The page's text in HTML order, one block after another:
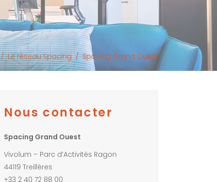
Le réseau Spacing/Spacing Grand Ouest
Nous contacter
Spacing Grand Ouest
Vivolum – Parc d’Activités Ragon
44119 Treillères
+33 2 40 72 88 00